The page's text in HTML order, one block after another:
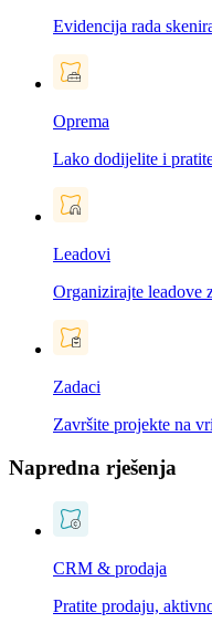
Evidencija rada
Oprema
Lako dodijelite i
Leadovi
Organizirajte leadove
Zadaci
Završite projekte na
Napredna rješenja
CRM & prodaja
Pratite prodaju,